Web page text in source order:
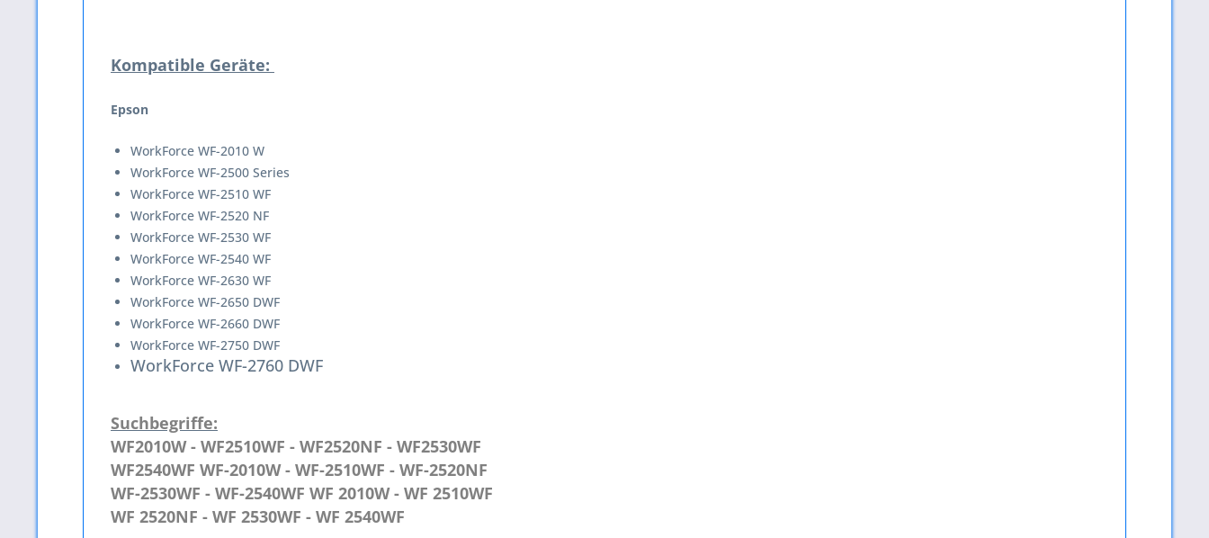
Kompatible Geräte:
Epson
WorkForce WF-2010 W
WorkForce WF-2500 Series
WorkForce WF-2510 WF
WorkForce WF-2520 NF
WorkForce WF-2530 WF
WorkForce WF-2540 WF
WorkForce WF-2630 WF
WorkForce WF-2650 DWF
WorkForce WF-2660 DWF
WorkForce WF-2750 DWF
WorkForce WF-2760 DWF
Suchbegriffe:
WF2010W - WF2510WF - WF2520NF - WF2530WF
WF2540WF WF-2010W - WF-2510WF - WF-2520NF
WF-2530WF - WF-2540WF WF 2010W - WF 2510WF
WF 2520NF - WF 2530WF - WF 2540WF